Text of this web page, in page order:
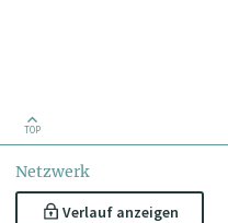
TOP
Netzwerk
Verlauf anzeigen